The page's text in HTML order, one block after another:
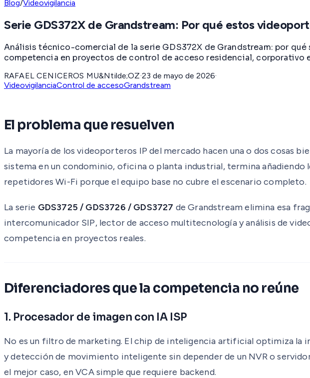
Blog/Videovigilancia
Serie GDS372X de Grandstream: Por qué estos
Análisis técnico-comercial de la serie GDS372X de Grandstream: por
competencia en proyectos de control de acceso residencial, corporativo
RAFAEL CENICEROS MU&Ntilde;OZ·23 de mayo de 2026·
VideovigilanciaControl de accesoGrandstream
El problema que resuelven
La mayoría de los videoporteros IP del mercado hacen una o dos cosas
sistema en un condominio, oficina o planta industrial, termina
repetidores Wi-Fi porque el equipo base no cubre el escenario completo.
La serie GDS3725 / GDS3726 / GDS3727 de Grandstream elimina esa
intercomunicador SIP, lector de acceso multitecnología y análisis de
competencia en proyectos reales.
Diferenciadores que la competencia no reúne
1. Procesador de imagen con IA ISP
No es un filtro de marketing. El chip de inteligencia artificial optimiza la
y detección de movimiento inteligente sin depender de un NVR o
el mejor caso, en VCA simple que requiere backend.